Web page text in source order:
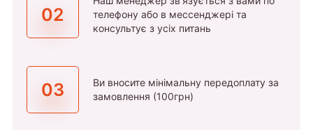
02
телефону або в мессенджері та
консультує з усіх питань
03
Ви вносите мінімальну передоплату за
замовлення (100грн)